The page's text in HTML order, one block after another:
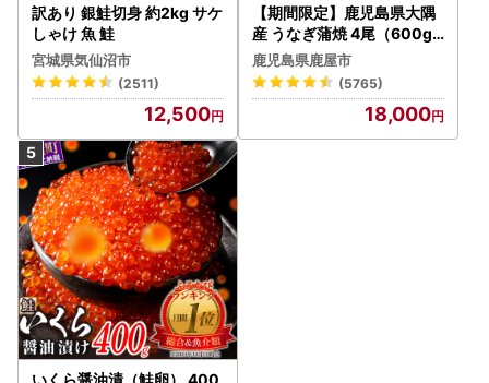
訳あり 銀鮭切身 約2kg サケ
しゃけ 魚 鮭
宮城県気仙沼市
(2511)
12,500
【期間限定】鹿児島県大隅
産 うなぎ蒲焼 4尾（600g
） KN007-004-04-cp18
うなぎ 鰻 魚 惣菜 総菜
鹿児島県鹿屋市
(5765)
18,000
いくら醤油漬（鮭卵） 400